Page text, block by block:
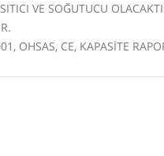
VE SOĞUTUCU
OHSAS, CE, KAPASİTE